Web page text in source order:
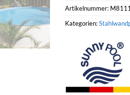
Artikelnummer:
Kategorien: